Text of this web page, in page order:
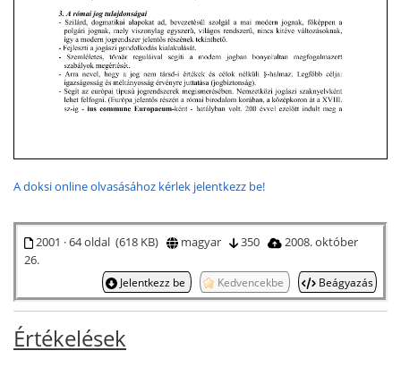
A doksi online olvasásához kérlek jelentkezz be!
2001 · 64 oldal (618 KB) magyar 350
2008. október
26.
Jelentkezz be Kedvencekbe Beágyazás
Értékelések